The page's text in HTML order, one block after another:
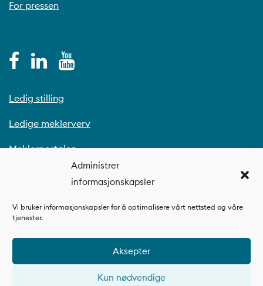
Administrer
informasjonskapsler
Vi bruker informasjonskapsler for å optimalisere vårt nettsted og våre
tjenester.
Aksepter
Kun nødvendige
For pressen
Ledig stilling
Ledige meklerverv
Meklerportalen